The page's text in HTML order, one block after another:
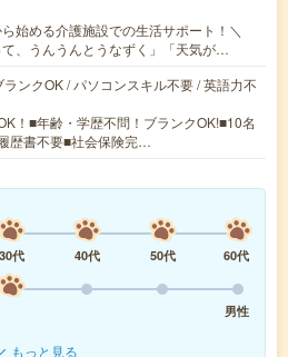
始める介護施設での生活サポート！＼
て、うんうんとうなずく」「天気が…
ンクOK / パソコンスキル不要 / 英語力不
！■年齢・学歴不問！ブランクOK!■10名
歴書不要■社会保険完…
30代 40代 50代
60代
男性
もっと見る